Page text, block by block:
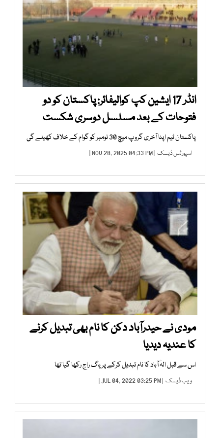
انڈر 17 ایشین کپ کوالیفائر: پاکستان کو دو
فتوحات کے بعد مسلسل دوسری شکست
پاکستان ٹیم اپنا آخری گروپ میچ 30 نومبر کو گوام کے خلاف کھیلے گی
اسپورٹس ڈیسک | NOV 28, 2025 04:33 PM |
مودی نے حیدرآباد دکن کا نام بھی تبدیل کرنے
کا عندیہ دیدیا
اس سے قبل الہٰ آباد کا نام تبدیل کرکے پریاگ راج رکھا گیا تھا
ویب ڈیسک | JUL 04, 2022 03:25 PM |